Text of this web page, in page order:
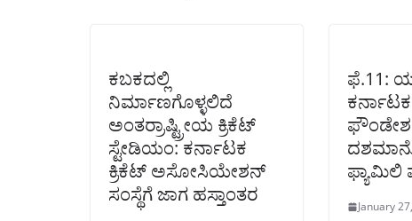
ಕಬಕದಲ್ಲಿ
ನಿರ್ಮಾಣಗೊಳ್ಳಲಿದೆ
ಅಂತರ್ರಾಷ್ಟ್ರೀಯ ಕ್ರಿಕೆಟ್
ಸ್ಟೇಡಿಯಂ: ಕರ್ನಾಟಕ
ಕ್ರಿಕೆಟ್ ಅಸೋಸಿಯೇಶನ್
ಸಂಸ್ಥೆಗೆ ಜಾಗ ಹಸ್ತಾಂತರ
ಫೆ.11:
ಫ್ಯಾಮಿಲಿ
January